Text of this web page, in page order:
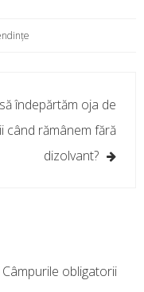
îndepărtăm oja de
când rămânem fără
dizolvant?
Câmpurile obligatorii